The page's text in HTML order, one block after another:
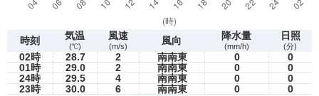
時刻 気温
(℃)
風速
(m/s) 風向 降水量
(mm/h)
日照
(分)
02時 28.7 2 南南東 0
0
01時
29.0 2 南南東 0
0
24時
29.5 4 南南東 0
0
23時
30.0 6 南南東 0 0